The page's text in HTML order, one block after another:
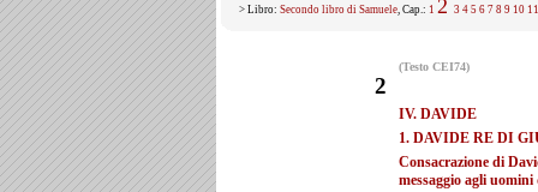
> Libro: Secondo libro di Samuele, Cap.: 1 2 3 4 5 6 7 8 9 10 11
(Testo CEI74)
2
IV. DAVIDE
1. DAVIDE RE DI
Consacrazione di
messaggio agli uomini